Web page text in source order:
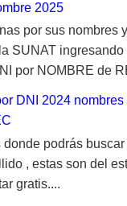
2025
por sus nombres
SUNAT
por NOMBRE de
DNI 2024 nombres
donde podrás
, estas son del
gratis....